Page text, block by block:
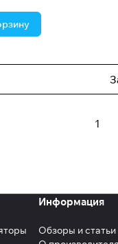
1
Информация
Обзоры и статьи